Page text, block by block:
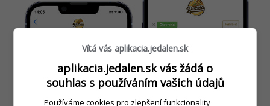
Vítá vás aplikacia.jedalen.sk
aplikacia.jedalen.sk vás žádá o
souhlas s používáním vašich údajů
Používáme cookies pro zlepšení funkcionality